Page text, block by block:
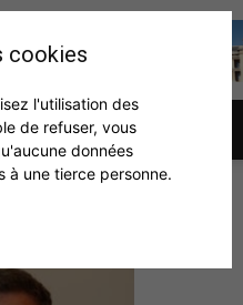
cookies
l'utilisation des
de refuser, vous
données
à une tierce personne.